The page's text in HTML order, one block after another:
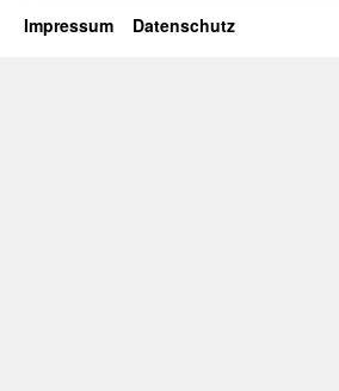
Impressum Datenschutz